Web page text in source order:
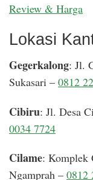
Review & Harga
Lokasi
Gegerkalong: Jl.
Sukasari – 0812
Cibiru: Jl. Desa
0034 7724
Cilame: Komplek
Ngamprah – 0812